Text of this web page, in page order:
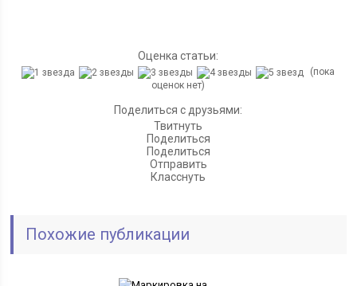
Оценка статьи:
(пока
оценок нет)
Поделиться с друзьями:
Твитнуть
Поделиться
Поделиться
Отправить
Класснуть
Похожие публикации